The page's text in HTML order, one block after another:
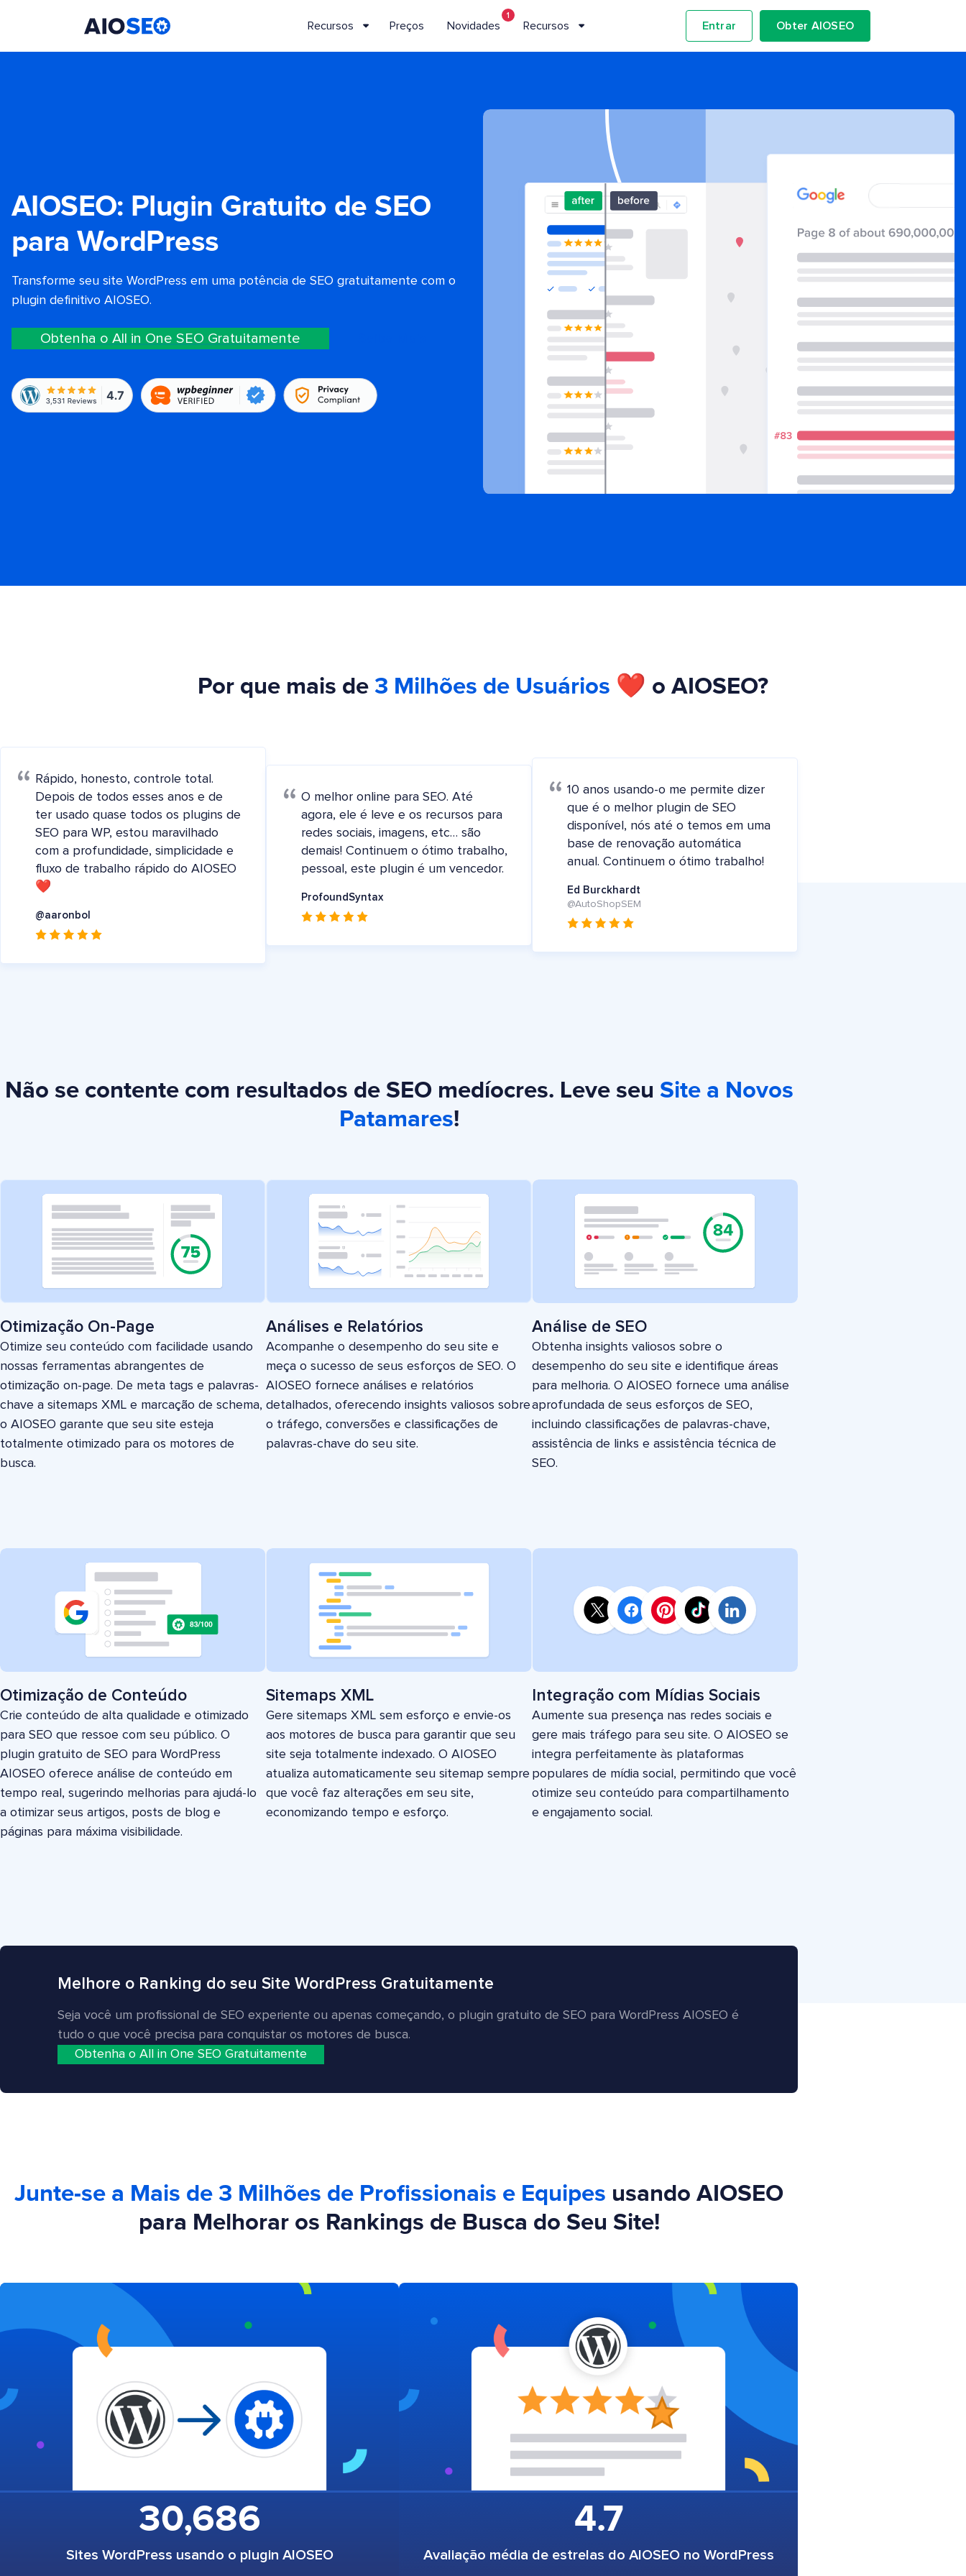
Recursos Preços Novidades
1
Recursos Entrar Obter AIOSEO
AIOSEO: Plugin Gratuito de SEO
para WordPress
Transforme seu site WordPress em uma potência de SEO gratuitamente com o
plugin definitivo AIOSEO.
Obtenha o All in One SEO Gratuitamente
Por que mais de 3 Milhões de Usuários ❤️ o AIOSEO?
Rápido, honesto, controle total.
Depois de todos esses anos e de
ter usado quase todos os plugins de
SEO para WP, estou maravilhado
com a profundidade, simplicidade e
fluxo de trabalho rápido do AIOSEO
❤️
@aaronbol
O melhor online para SEO. Até
agora, ele é leve e os recursos para
redes sociais, imagens, etc… são
demais! Continuem o ótimo trabalho,
pessoal, este plugin é um vencedor.
ProfoundSyntax
10 anos usando-o me permite dizer
que é o melhor plugin de SEO
disponível, nós até o temos em uma
base de renovação automática
anual. Continuem o ótimo trabalho!
Ed Burckhardt
@AutoShopSEM
Não se contente com resultados de SEO medíocres. Leve seu Site a Novos
Patamares!
Otimização On-Page
Otimize seu conteúdo com facilidade usando
nossas ferramentas abrangentes de
otimização on-page. De meta tags e palavras-
chave a sitemaps XML e marcação de schema,
o AIOSEO garante que seu site esteja
totalmente otimizado para os motores de
busca.
Análises e Relatórios
Acompanhe o desempenho do seu site e
meça o sucesso de seus esforços de SEO. O
AIOSEO fornece análises e relatórios
detalhados, oferecendo insights valiosos sobre
o tráfego, conversões e classificações de
palavras-chave do seu site.
Análise de SEO
Obtenha insights valiosos sobre o
desempenho do seu site e identifique áreas
para melhoria. O AIOSEO fornece uma análise
aprofundada de seus esforços de SEO,
incluindo classificações de palavras-chave,
assistência de links e assistência técnica de
SEO.
Otimização de Conteúdo
Crie conteúdo de alta qualidade e otimizado
para SEO que ressoe com seu público. O
plugin gratuito de SEO para WordPress
AIOSEO oferece análise de conteúdo em
tempo real, sugerindo melhorias para ajudá-lo
a otimizar seus artigos, posts de blog e
páginas para máxima visibilidade.
Sitemaps XML
Gere sitemaps XML sem esforço e envie-os
aos motores de busca para garantir que seu
site seja totalmente indexado. O AIOSEO
atualiza automaticamente seu sitemap sempre
que você faz alterações em seu site,
economizando tempo e esforço.
Integração com Mídias Sociais
Aumente sua presença nas redes sociais e
gere mais tráfego para seu site. O AIOSEO se
integra perfeitamente às plataformas
populares de mídia social, permitindo que você
otimize seu conteúdo para compartilhamento
e engajamento social.
Melhore o Ranking do seu Site WordPress Gratuitamente
Seja você um profissional de SEO experiente ou apenas começando, o plugin gratuito de SEO para WordPress AIOSEO é
tudo o que você precisa para conquistar os motores de busca.
Obtenha o All in One SEO Gratuitamente
Junte-se a Mais de 3 Milhões de Profissionais e Equipes usando AIOSEO
para Melhorar os Rankings de Busca do Seu Site!
30,686
Sites WordPress usando o plugin AIOSEO
4.7
Avaliação média de estrelas do AIOSEO no WordPress